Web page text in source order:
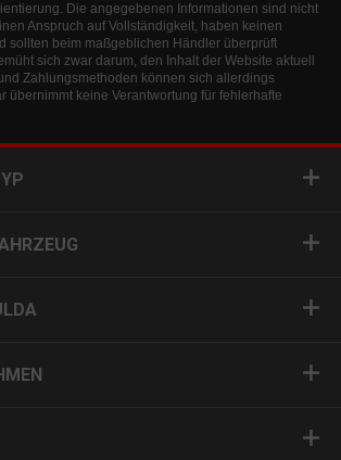
Die angegebenen Informationen sind nicht
Anspruch auf Vollständigkeit, haben keinen
sollten beim maßgeblichen Händler überprüft
sich zwar darum, den Inhalt der Website aktuell
Zahlungsmethoden können sich allerdings
übernimmt keine Verantwortung für fehlerhafte